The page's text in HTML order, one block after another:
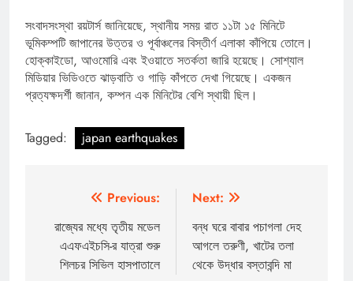
সংবাদসংস্থা রয়টার্স জানিয়েছে, স্থানীয় সময় রাত ১১টা ১৫ মিনিটে
ভূমিকম্পটি জাপানের উত্তর ও পূর্বাঞ্চলের বিস্তীর্ণ এলাকা কাঁপিয়ে তোলে।
হোক্কাইডো, আওমোরি এবং ইওয়াতে সতর্কতা জারি হয়েছে। সোশ্যাল
মিডিয়ার ভিডিওতে ঝাড়বাতি ও গাড়ি কাঁপতে দেখা গিয়েছে। একজন
প্রত্যক্ষদর্শী জানান, কম্পন এক মিনিটের বেশি স্থায়ী ছিল।
Tagged: japan earthquakes
navigation
Previous:
রাজ্যের মধ্যে তৃতীয় মডেল
এএফএইচসি-র যাত্রা শুরু
শিলচর সিভিল হাসপাতালে
Next:
বন্ধ ঘরে বাবার পচাগলা দেহ
আগলে তরুণী, খাটের তলা
থেকে উদ্ধার বস্তাবন্দি মা